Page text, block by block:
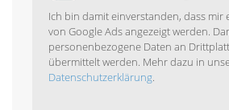
Ich bin damit einverstanden, dass mir
von Google Ads angezeigt werden.
personenbezogene Daten an
übermittelt werden. Mehr dazu in
Datenschutzerklärung.